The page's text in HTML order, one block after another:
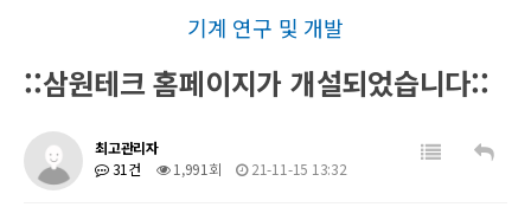
기계 연구 및 개발
::삼원테크 홈페이지가 개설되었습니다::
최고관리자
31건
1,991회 21-11-15 13:32